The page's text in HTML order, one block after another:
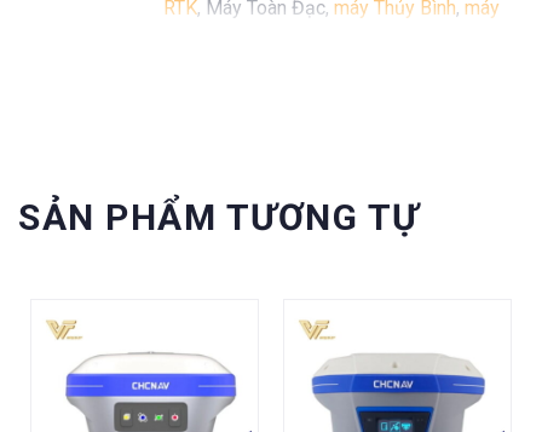
RTK, Máy Toàn Đạc, máy Thủy Bình, máy
SẢN PHẨM TƯƠNG TỰ